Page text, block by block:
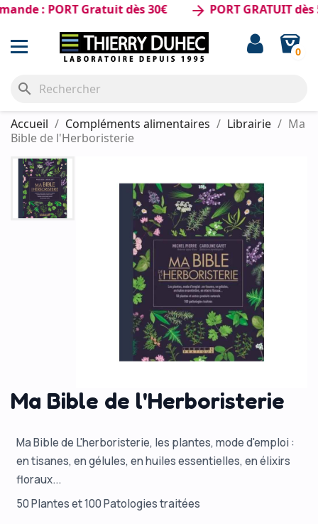
: PORT Gratuit dès 30€ PORT GRATUIT dès
0
search
Accueil Compléments alimentaires Librairie
Ma
Bible de l'Herboristerie
Ma Bible de l'Herboristerie
Ma Bible de L'herboristerie, les plantes, mode d'emploi :
en tisanes, en gélules, en huiles essentielles, en élixirs
floraux...
50 Plantes et 100 Patologies traitées